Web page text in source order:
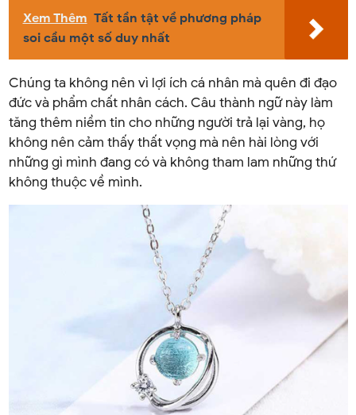
Xem Thêm Tất tần tật về phương pháp
soi cầu một số duy nhất
Chúng ta không nên vì lợi ích cá nhân mà quên đi đạo
đức và phẩm chất nhân cách. Câu thành ngữ này làm
tăng thêm niềm tin cho những người trả lại vàng, họ
không nên cảm thấy thất vọng mà nên hài lòng với
những gì mình đang có và không tham lam những thứ
không thuộc về mình.